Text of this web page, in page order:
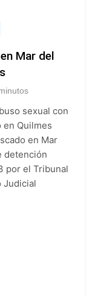
Mar del
sexual con
en Quilmes
en Mar
detención
por el Tribunal
Judicial